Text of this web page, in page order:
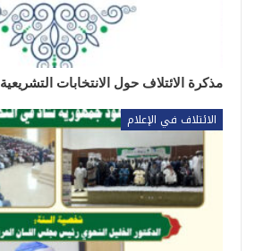
مذكرة الائتلاف حول الانتخابات التشريعية
الائتلاف في الإعلام